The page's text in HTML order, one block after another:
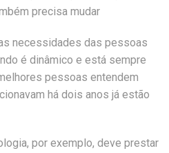
precisa mudar
necessidades das pessoas
é dinâmico e está sempre
pessoas entendem
há dois anos já estão
por exemplo, deve prestar